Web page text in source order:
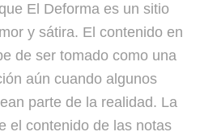
El Deforma es un sitio
y sátira. El contenido en
de ser tomado como una
aún cuando algunos
parte de la realidad. La
el contenido de las notas